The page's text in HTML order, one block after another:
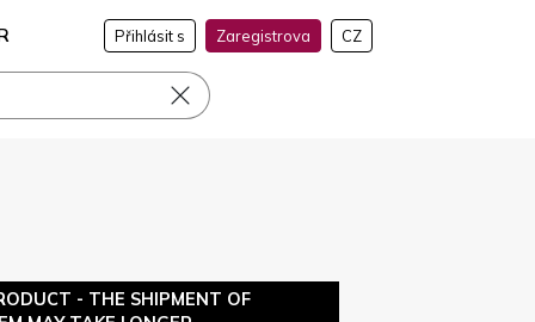
Přihlásit s Zaregistrova CZ
- THE SHIPMENT OF